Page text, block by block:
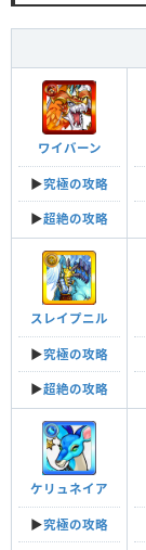
ワイバーン
▶︎究極の攻略
▶︎超絶の攻略
スレイプニル
▶︎究極の攻略
▶︎超絶の攻略
ケリュネイア
▶︎究極の攻略